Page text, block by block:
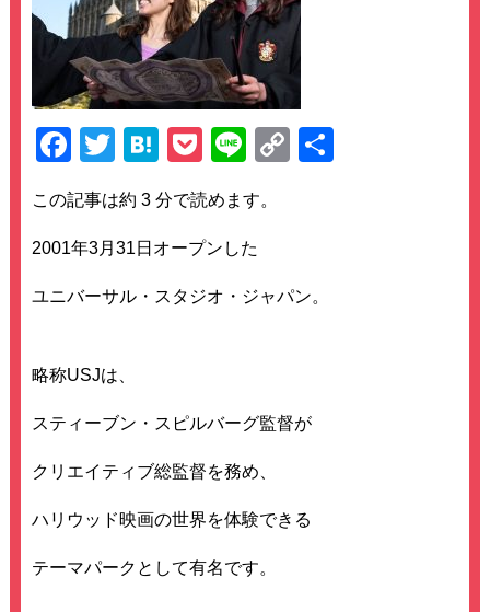
F
c
e
b
k
T
tt
er
H
e
n
a
P
ck
et
Li
e
C
Li
この記事は約 3 分で読めます。
2001年3月31日オープンした
ユニバーサル・スタジオ・ジャパン。
略称USJは、
スティーブン・スピルバーグ監督が
クリエイティブ総監督を務め、
ハリウッド映画の世界を体験できる
テーマパークとして有名です。